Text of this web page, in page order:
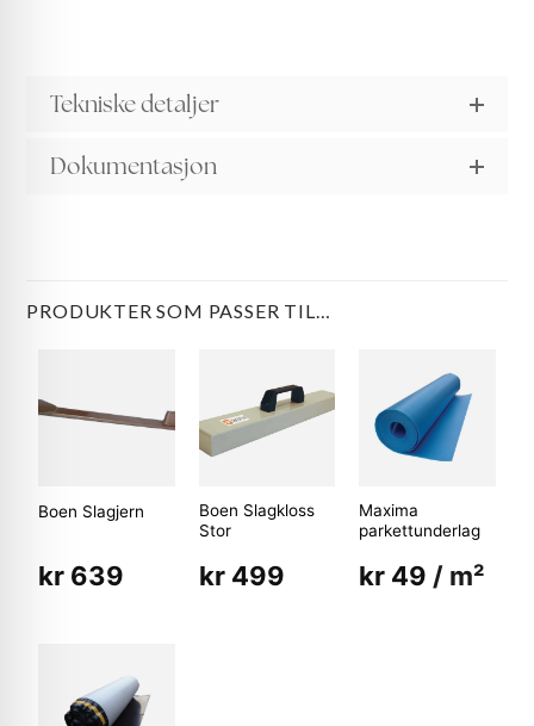
Tekniske detaljer
Dokumentasjon
PRODUKTER SOM PASSER TIL…
Boen Slagjern
kr 639
Boen Slagkloss
Stor
kr499
Maxima
parkettunderlag
kr49 / m²